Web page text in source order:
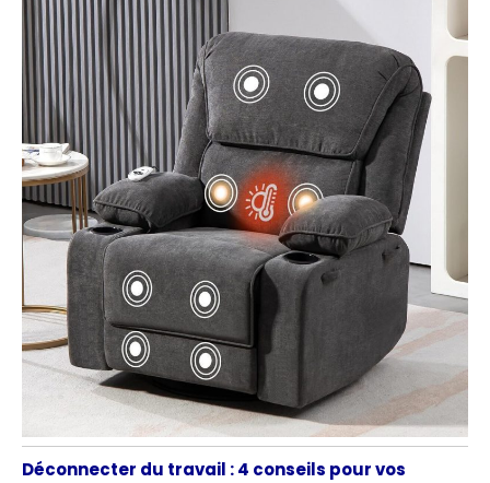
Déconnecter du travail : 4 conseils pour vos